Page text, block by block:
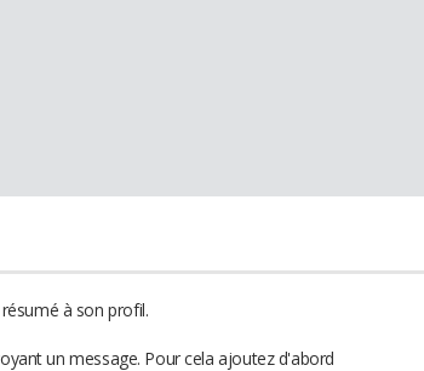
à son profil.
un message. Pour cela ajoutez d'abord